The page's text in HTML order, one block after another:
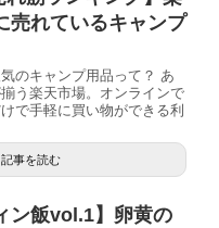
売れているキャンプ
のキャンプ用品って？ あ
う楽天市場。オンラインで
で手軽に買い物ができる利
記事を読む
ン飯vol.1】卵黄の